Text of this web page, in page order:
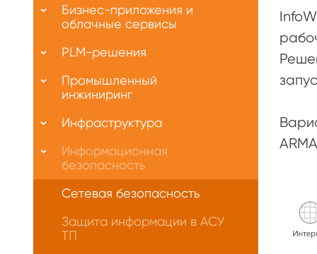
нас
Бизнес-приложения и
облачные сервисы
PLM-решения
Промышленный
инжиниринг
Инфраструктура
Информационная
безопасность
Сетевая безопасность
Защита информации в АСУ
ТП